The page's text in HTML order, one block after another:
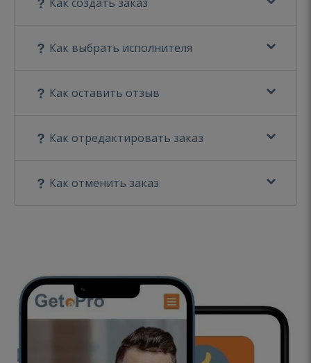
Как выбрать исполнителя
Как оставить отзыв
Как отредактировать заказ
Как отменить заказ